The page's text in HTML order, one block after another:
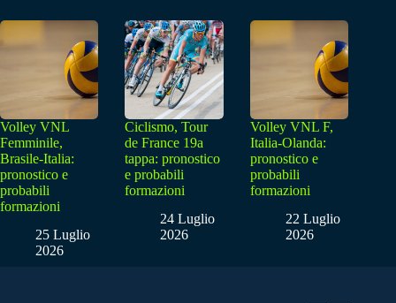
Volley VNL
Femminile,
Brasile-Italia:
pronostico e
probabili
formazioni
25 Luglio
2026
Ciclismo, Tour
de France 19a
tappa: pronostico
e probabili
formazioni
24 Luglio
2026
Volley VNL F,
Italia-Olanda:
pronostico e
probabili
formazioni
22 Luglio
2026